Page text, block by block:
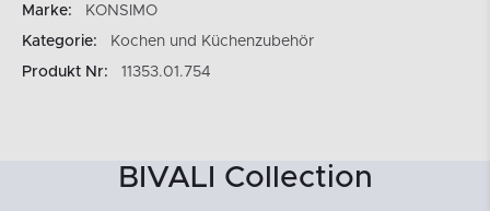
Marke:
KONSIMO
Kategorie:
Kochen und Küchenzubehör
Produkt Nr:
11353.01.754
BIVALI Collection